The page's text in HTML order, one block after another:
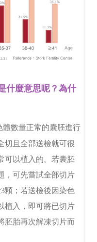
什麼意思呢？為什
體數量正常的囊胚進行
切且全部送檢就可很
可以植入的。若囊胚
，可先嘗試全部切片
顆；若送檢後因染色
植入，即可將已切片
胚胎再次解凍切片而